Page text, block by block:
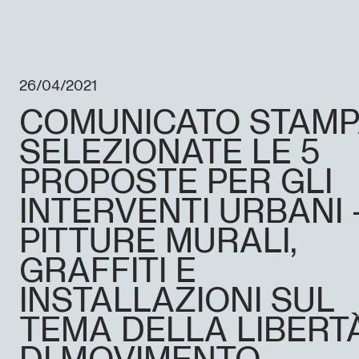
26/04/2021
COMUNICATO
SELEZIONATE LE 5
PROPOSTE PER GLI
INTERVENTI URBANI
PITTURE MURALI,
GRAFFITI E
INSTALLAZIONI SUL
TEMA DELLA